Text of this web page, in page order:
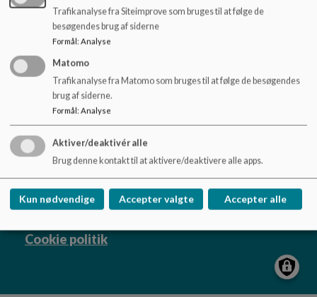
Østerhåbskolen afd. Torsted og Hatting
Søndre Torstedvej 1 og Grønhøjvej 1, 8700
Horsens
ohs@horsens.dk
+45 76 29 32 30
EAN NR.
5798006184927
Sitemap
Cookie politik
Trafikanalyse fra Siteimprove som bruges til at følge de
besøgendes brug af siderne
Formål: Analyse
Matomo
Trafikanalyse fra Matomo som bruges til at følge de besøgendes
brug af siderne.
Formål: Analyse
Aktiver/deaktivér alle
Brug denne kontakt til at aktivere/deaktivere alle apps.
Kun nødvendige Accepter valgte Accepter alle